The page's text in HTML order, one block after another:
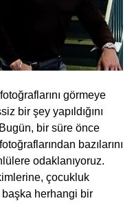
görmeye
bir şey yapıldığını
bir süre önce
bazılarını
odaklanıyoruz.
çocukluk
herhangi bir